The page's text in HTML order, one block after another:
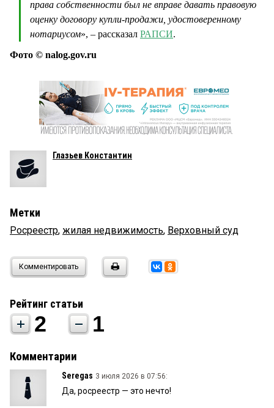
права собственности был не вправе давать правовую
оценку договору купли-продажи, удостоверенному
нотариусом», – рассказал РАПСИ.
Фото © nalog.gov.ru
Глазьев Константин
Метки
Росреестр, жилая недвижимость, Верховный суд
Комментировать
Рейтинг статьи
2 1
Комментарии
Seregas 3 июля 2026 в 07:56:
Да, росреестр — это нечто!